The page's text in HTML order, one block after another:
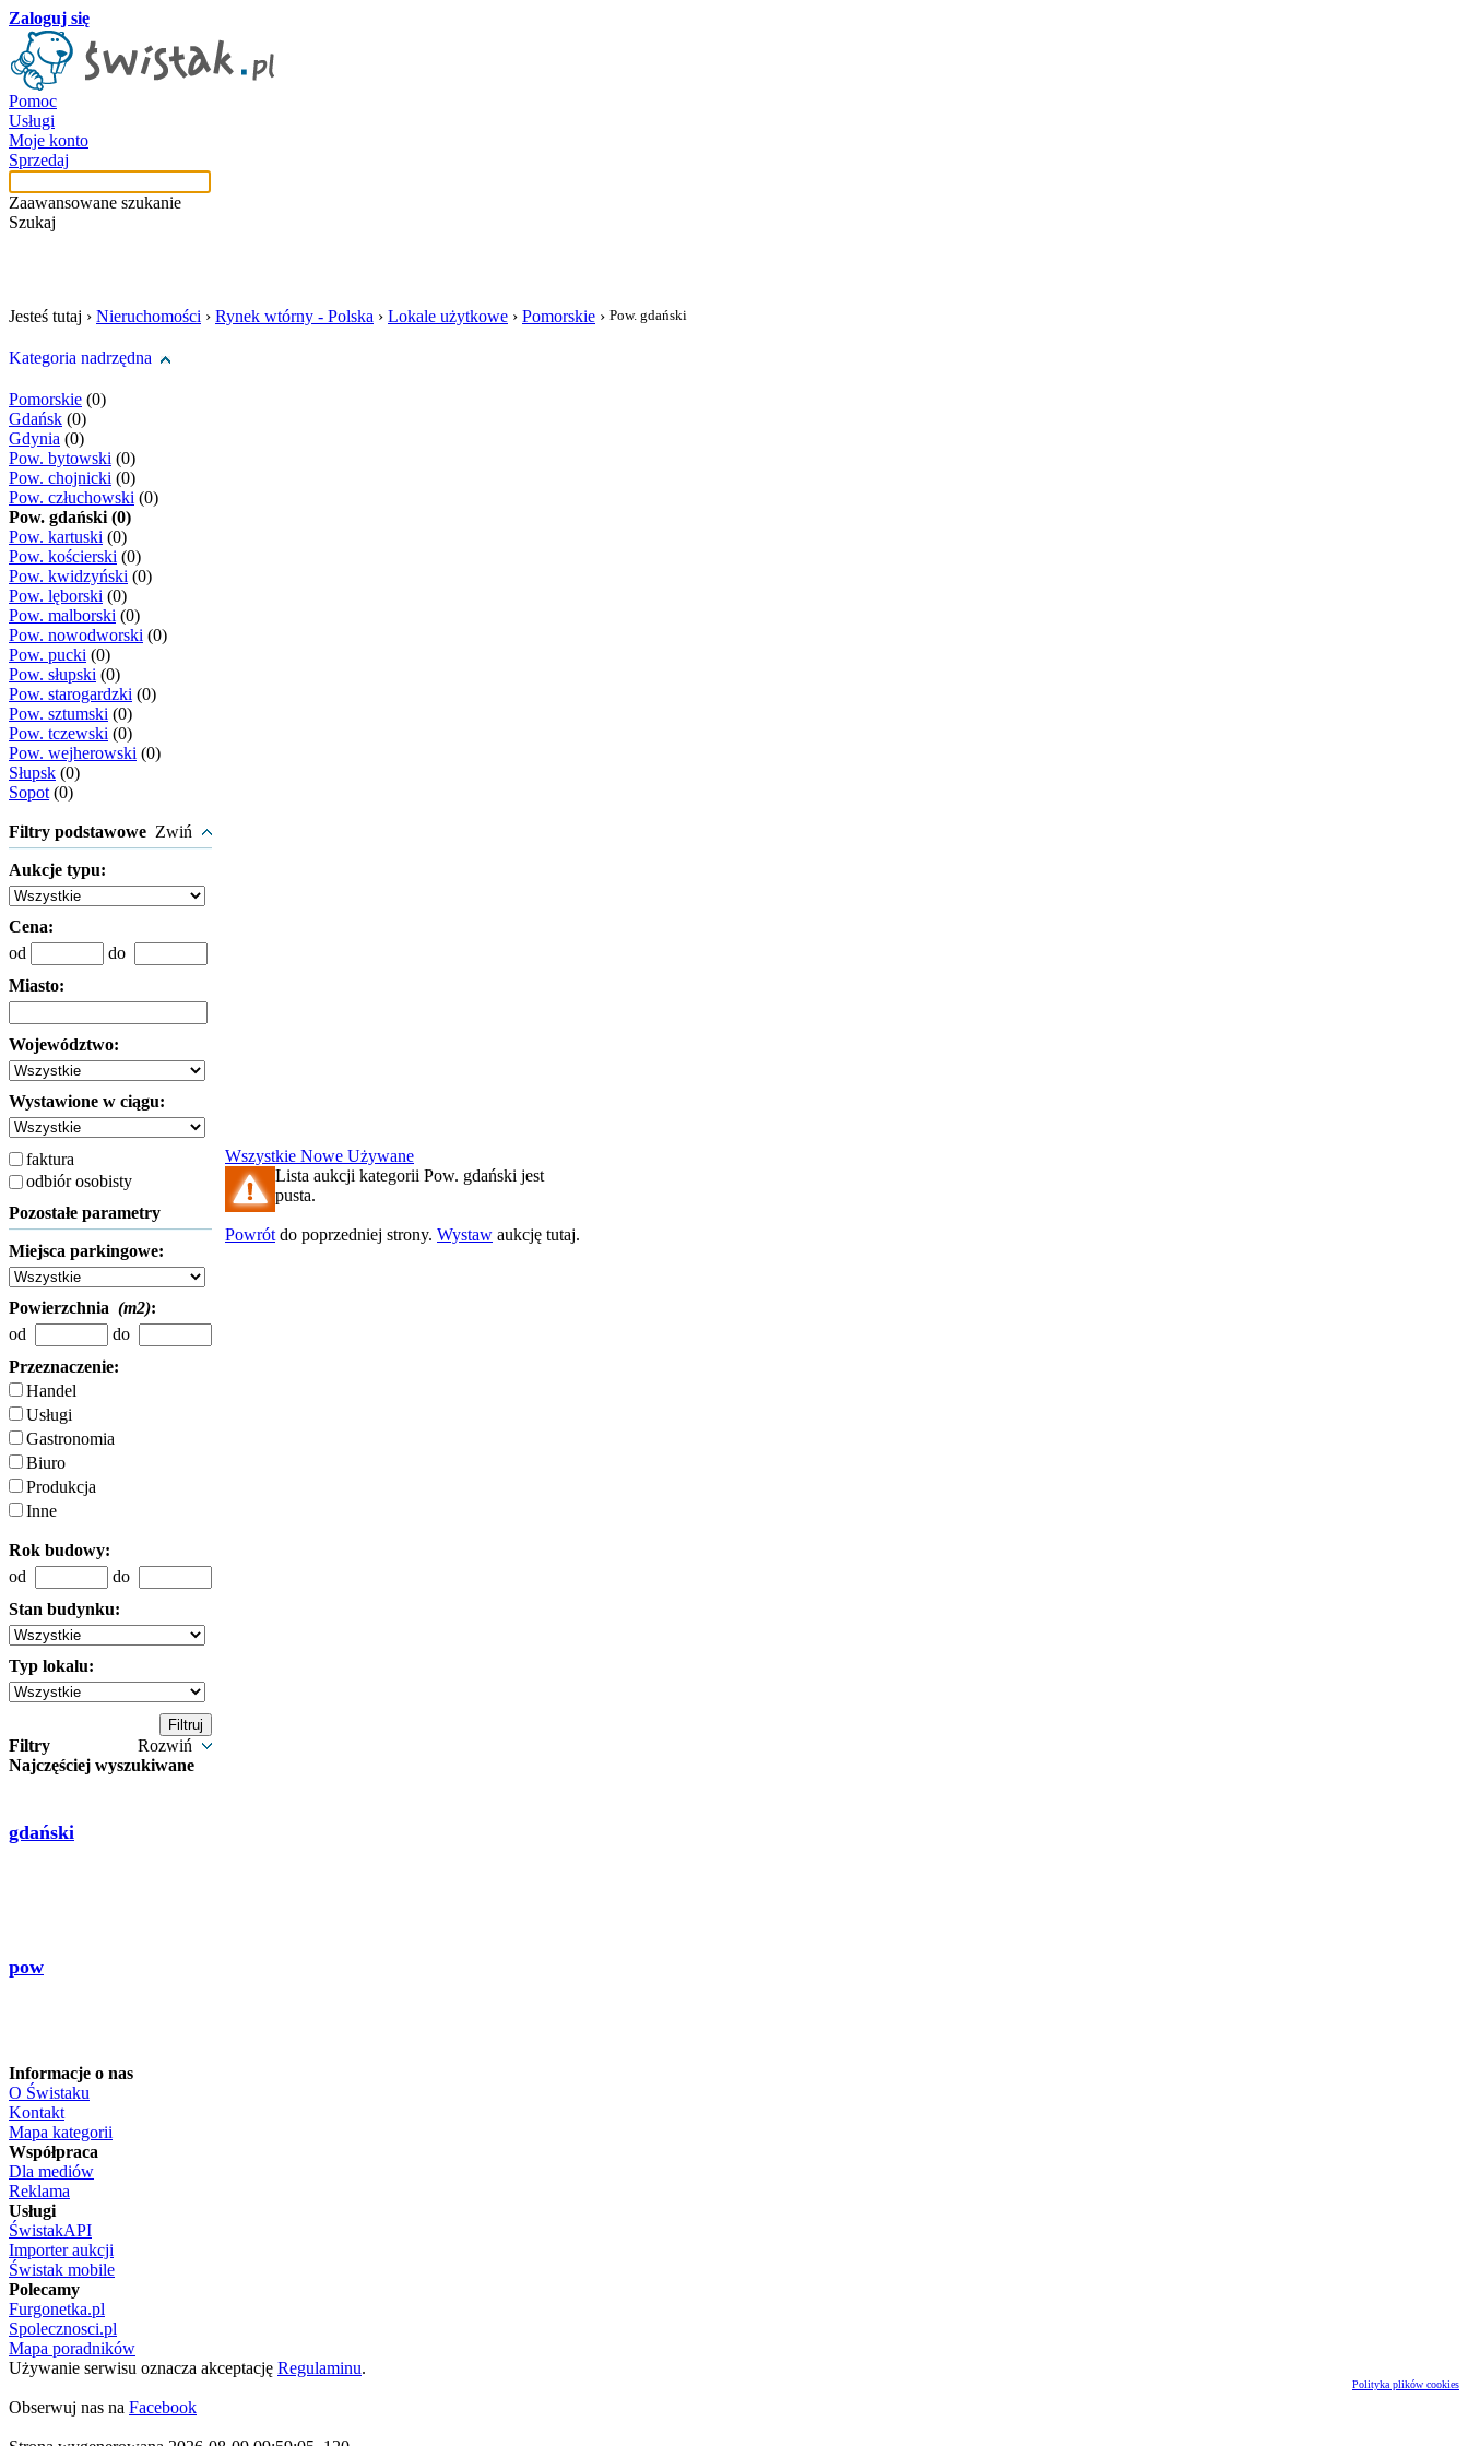
Zaloguj się
Pomoc
Usługi
Moje konto
Sprzedaj
Zaawansowane szukanie
Szukaj
Jesteś tutaj › Nieruchomości › Rynek wtórny - Polska › Lokale użytkowe › Pomorskie › Pow. gdański
Kategoria nadrzędna
Pomorskie (0)
Gdańsk (0)
Gdynia (0)
Pow. bytowski (0)
Pow. chojnicki (0)
Pow. człuchowski (0)
Pow. gdański (0)
Pow. kartuski (0)
Pow. kościerski (0)
Pow. kwidzyński (0)
Pow. lęborski (0)
Pow. malborski (0)
Pow. nowodworski (0)
Pow. pucki (0)
Pow. słupski (0)
Pow. starogardzki (0)
Pow. sztumski (0)
Pow. tczewski (0)
Pow. wejherowski (0)
Słupsk (0)
Sopot (0)
Filtry podstawowe Zwiń
Aukcje typu:
Cena:
od
do
Miasto:
Województwo:
Wystawione w ciągu:
faktura
odbiór osobisty
Pozostałe parametry
Miejsca parkingowe:
Powierzchnia (m2):
od
do
Przeznaczenie:
Handel
Usługi
Gastronomia
Biuro
Produkcja
Inne
Rok budowy:
od
do
Stan budynku:
Typ lokalu:
Filtry
Rozwiń
Najczęściej wyszukiwane
gdański
pow
Wszystkie Nowe Używane
Lista aukcji kategorii Pow. gdański jest
pusta.
Powrót do poprzedniej strony. Wystaw aukcję tutaj.
Informacje o nas
O Świstaku
Kontakt
Mapa kategorii
Współpraca
Dla mediów
Reklama
Usługi
ŚwistakAPI
Importer aukcji
Świstak mobile
Polecamy
Furgonetka.pl
Spolecznosci.pl
Mapa poradników
Używanie serwisu oznacza akceptację Regulaminu.
Polityka plików cookies
Obserwuj nas na Facebook